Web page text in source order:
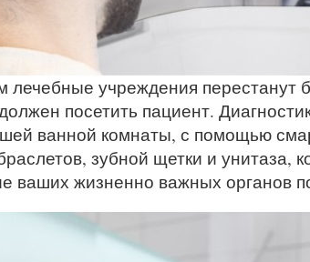
учреждения перестанут
посетить пациент.
ванной комнаты, с помощью
зубной щетки и унитаза,
ваших жизненно важных органов